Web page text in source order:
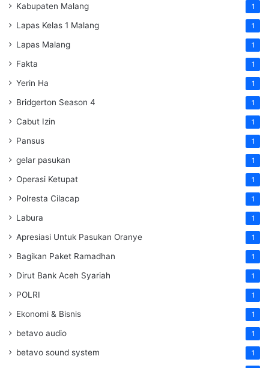
Kabupaten Malang 1
Lapas Kelas 1 Malang 1
Lapas Malang 1
Fakta 1
Yerin Ha 1
Bridgerton Season 4 1
Cabut Izin 1
Pansus 1
gelar pasukan 1
Operasi Ketupat 1
Polresta Cilacap 1
Labura 1
Apresiasi Untuk Pasukan Oranye 1
Bagikan Paket Ramadhan 1
Dirut Bank Aceh Syariah 1
POLRI 1
Ekonomi & Bisnis 1
betavo audio 1
betavo sound system 1